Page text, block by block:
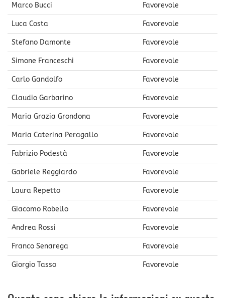
Marco Bucci Favorevole
Luca Costa Favorevole
Stefano Damonte Favorevole
Simone Franceschi Favorevole
Carlo Gandolfo Favorevole
Claudio Garbarino Favorevole
Maria Grazia Grondona Favorevole
Maria Caterina Peragallo Favorevole
Fabrizio Podestà Favorevole
Gabriele Reggiardo Favorevole
Laura Repetto Favorevole
Giacomo Robello Favorevole
Andrea Rossi Favorevole
Franco Senarega Favorevole
Giorgio Tasso Favorevole